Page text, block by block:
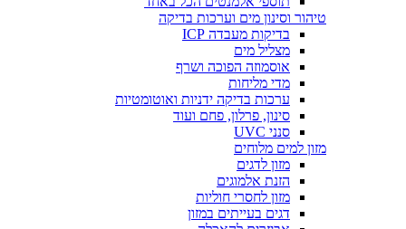
טיהור וסינון מים וערכות בדיקה
בדיקות מעבדה ICP
מצליל מים
אוסמוזה הפוכה ושרף
מדי מליחות
ערכות בדיקה ידניות ואוטומטיות
סינון, פרלון, פחם ועוד
סנני UVC
מזון למים מלוחים
מזון לדגים
הזנת אלמוגים
מזון לחסרי חוליות
דגים בעייתים במזון